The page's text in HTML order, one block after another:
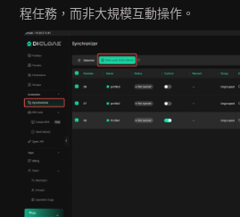
程任務，而非大規模互動操作。